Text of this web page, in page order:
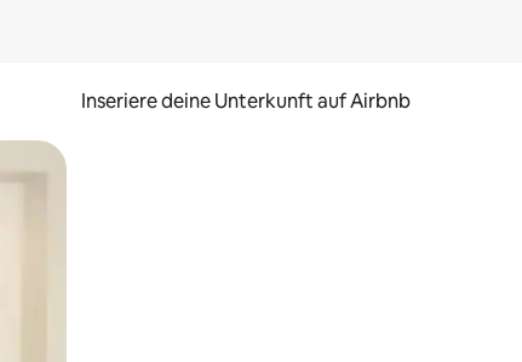
Inseriere deine Unterkunft auf Airbnb